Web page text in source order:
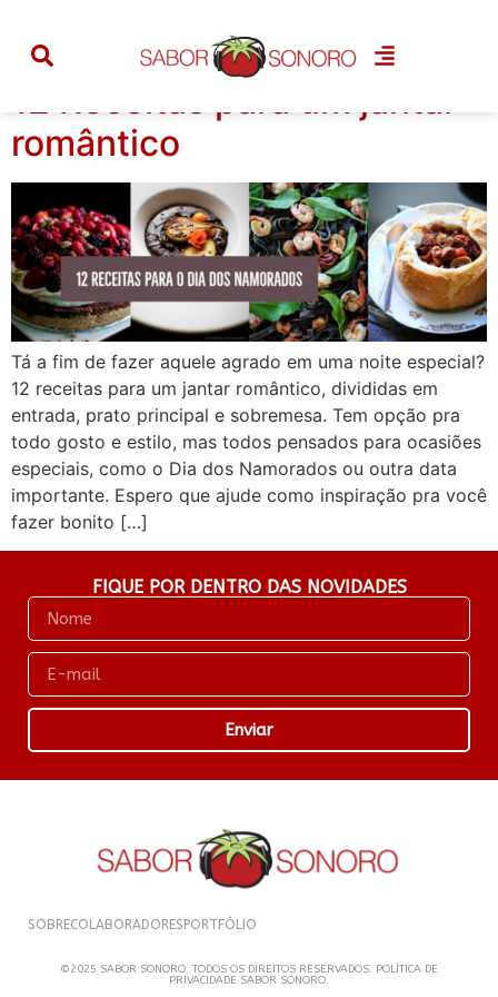
Tag: prato principal
12 Receitas para um jantar
romântico
Tá a fim de fazer aquele agrado em uma noite especial?
12 receitas para um jantar romântico, divididas em
entrada, prato principal e sobremesa. Tem opção pra
todo gosto e estilo, mas todos pensados para ocasiões
especiais, como o Dia dos Namorados ou outra data
importante. Espero que ajude como inspiração pra você
fazer bonito […]
FIQUE POR DENTRO DAS NOVIDADES
Enviar
SOBRECOLABORADORES PORTFÓLIO
©2025 SABOR SONORO. TODOS OS DIREITOS RESERVADOS. POLÍTICA DE
PRIVACIDADE SABOR SONORO.